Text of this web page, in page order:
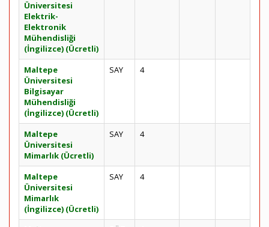
Üniversitesi
Elektrik-
Elektronik
Mühendisliği
(İngilizce) (Ücretli)
Maltepe
Üniversitesi
Bilgisayar
Mühendisliği
(İngilizce) (Ücretli)
SAY 4
Maltepe
Üniversitesi
Mimarlık (Ücretli)
SAY 4
Maltepe
Üniversitesi
Mimarlık
(İngilizce) (Ücretli)
SAY 4